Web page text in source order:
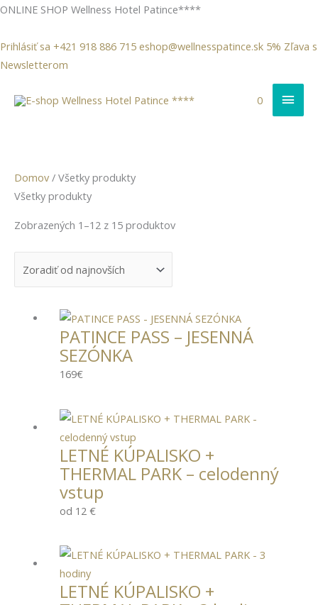
Preskočiť
obsah
ONLINE SHOP Wellness Hotel Patince****
Prihlásiť sa +421 918 886 715 eshop@wellnesspatince.sk 5% Zľava s
Newsletterom
0
Domov / Všetky produkty
Všetky produkty
Zobrazených 1–12 z 15 produktov
PATINCE PASS – JESENNÁ
SEZÓNKA
169€
LETNÉ KÚPALISKO +
THERMAL PARK – celodenný
vstup
od 12 €
LETNÉ KÚPALISKO +